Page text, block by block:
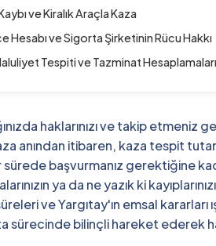
ve Kiralık Araçla Kaza
Hesabı ve Sigorta Şirketinin Rücu Hakkı
Tespiti ve Tazminat Hesaplamaları
haklarınızı ve takip
anından itibaren, kaza tespit
başvurmanız gerektiğine
ya da ne yazık ki
ve Yargıtay'ın emsal
sürecinde bilinçli hareket ederek